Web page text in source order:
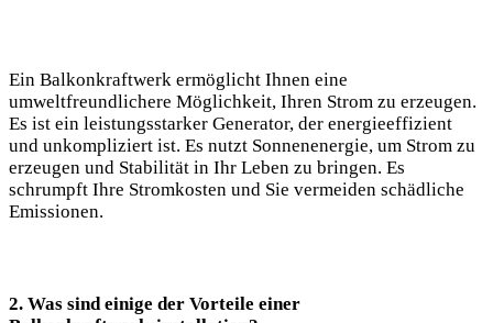
Ein Balkonkraftwerk ermöglicht Ihnen eine
umweltfreundlichere Möglichkeit, Ihren Strom zu erzeugen.
Es ist ein leistungsstarker Generator, der energieeffizient
und unkompliziert ist. Es nutzt Sonnenenergie, um Strom zu
erzeugen und Stabilität in Ihr Leben zu bringen. Es
schrumpft Ihre Stromkosten und Sie vermeiden schädliche
Emissionen.
2. Was sind einige der Vorteile einer